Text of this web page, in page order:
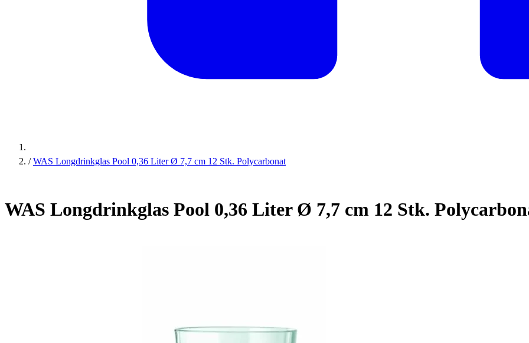
/ WAS Longdrinkglas Pool 0,36 Liter Ø 7,7 cm 12 Stk. Polycarbonat
WAS Longdrinkglas Pool 0,36 Liter Ø 7,7 cm 12 Stk.